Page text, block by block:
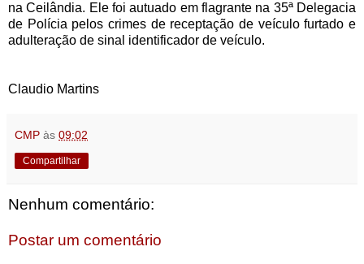
na Ceilândia. Ele foi autuado em flagrante na 35ª Delegacia
de Polícia pelos crimes de receptação de veículo furtado e
adulteração de sinal identificador de veículo.
Claudio Martins
CMP às 09:02
Compartilhar
Nenhum comentário:
Postar um comentário